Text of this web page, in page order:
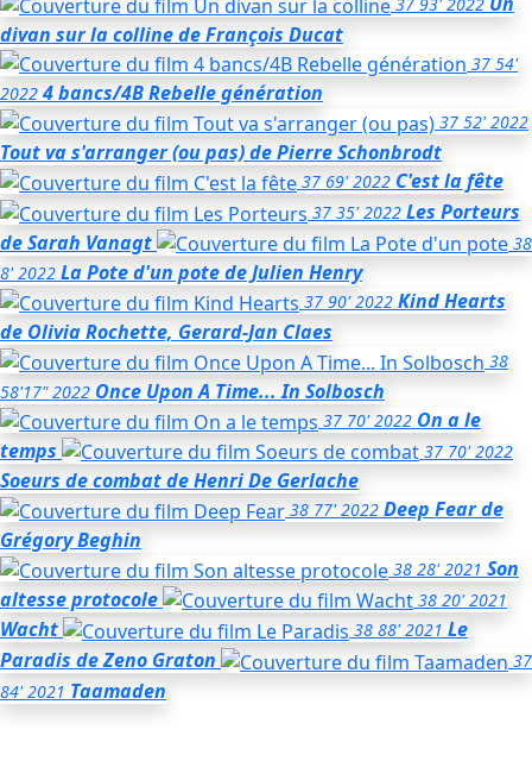
divan sur la collinede François Ducat
37 54'
2022 4 bancs/4B Rebelle génération
37 52' 2022
Tout va s'arranger (ou pas)de Pierre Schonbrodt
37 69' 2022 C'est la fête
37 35' 2022 Les Porteurs
de Sarah Vanagt
38
8' 2022 La Pote d'un potede Julien Henry
37 90' 2022 Kind Hearts
de Olivia Rochette, Gerard-Jan Claes
38
58'17" 2022 Once Upon A Time... In Solbosch
37 70' 2022 On a le
temps
37 70' 2022
Soeurs de combatde Henri De Gerlache
38 77' 2022 Deep Fearde
Grégory Beghin
38 28' 2021 Son
altesse protocole
38 20' 2021
Wacht 38 88' 2021 Le
Paradis de Zeno Graton
37
84' 2021 Taamaden